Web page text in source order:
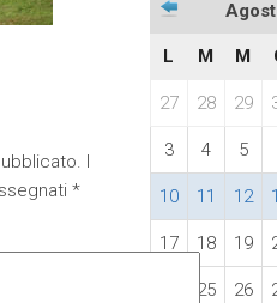
I
*
L M M
27 28 29
3 4 5
10 11 12
17 18 19
25 26